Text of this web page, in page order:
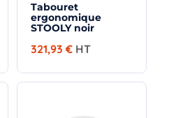
Tabouret
ergonomique
STOOLY noir
321,93 € HT